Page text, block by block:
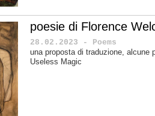
poesie di Florence
28.02.2023 - Poems
una proposta di traduzione, alcune
Useless Magic